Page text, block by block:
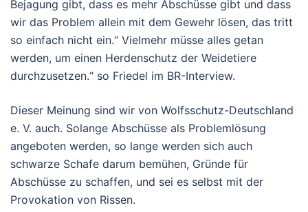
Bejagung gibt, dass es mehr Abschüsse gibt und dass
wir das Problem allein mit dem Gewehr lösen, das tritt
so einfach nicht ein.“ Vielmehr müsse alles getan
werden, um einen Herdenschutz der Weidetiere
durchzusetzen.“ so Friedel im BR-Interview.
Dieser Meinung sind wir von Wolfsschutz-Deutschland
e. V. auch. Solange Abschüsse als Problemlösung
angeboten werden, so lange werden sich auch
schwarze Schafe darum bemühen, Gründe für
Abschüsse zu schaffen, und sei es selbst mit der
Provokation von Rissen.